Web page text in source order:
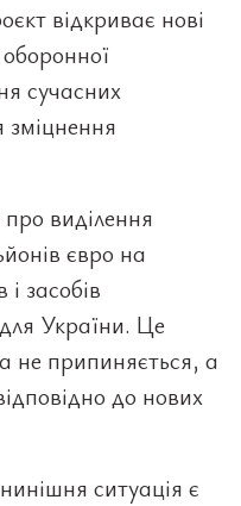
відкриває нові
сучасних
зміцнення
виділення
євро на
засобів
України. Це
не припиняється, а
до нових
ситуація є